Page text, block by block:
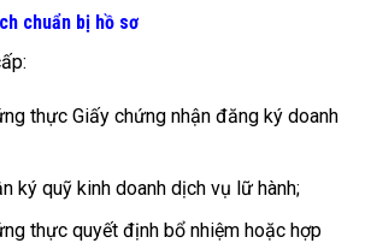
chuẩn bị hồ sơ
thực Giấy chứng nhận đăng ký doanh
ký quỹ kinh doanh dịch vụ lữ hành;
thực quyết định bổ nhiệm hoặc hợp